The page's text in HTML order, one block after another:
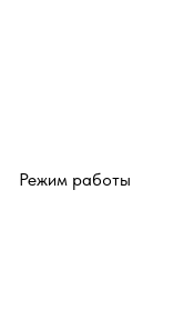
Режим работы